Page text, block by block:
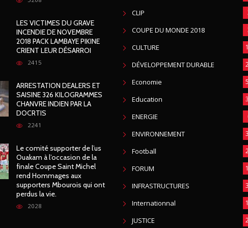
LES VICTIMES DU GRAVE
INCENDIE DE NOVEMBRE
2018 PACK LAMBAYE PIKINE
CRIENT LEUR DÉSARROI
2415
ARRESTATION DEALERS ET
SAISINE 326 KILOGRAMMES
CHANVRE INDIEN PAR LA
DOCRTIS
2241
Le comité supporter de l’us
Ouakam à l’occasion de la
finale Coupe Saint Michel
rend Hommages aux
supporters Mbourois qui ont
perdus la vie.
2028
CLIP
COUPE DU MONDE 2018
CULTURE
DÉVELOPPEMENT DURABLE
Economie
Education
ENERGIE
ENVIRONNEMENT
Football
FORUM
INFRASTRUCTURES
Internationnal
JUSTICE